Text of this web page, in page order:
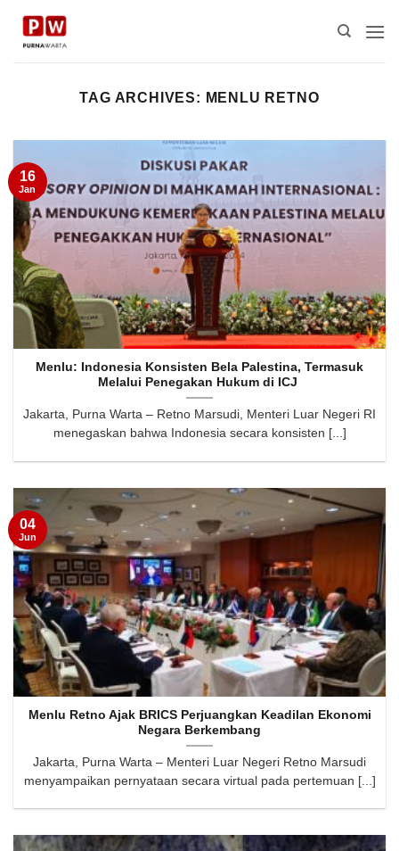
TAG ARCHIVES: MENLU RETNO
Menlu: Indonesia Konsisten Bela Palestina, Termasuk
Melalui Penegakan Hukum di ICJ
Jakarta, Purna Warta – Retno Marsudi, Menteri Luar Negeri RI
menegaskan bahwa Indonesia secara konsisten [...]
16
Jan
Menlu Retno Ajak BRICS Perjuangkan Keadilan Ekonomi
Negara Berkembang
Jakarta, Purna Warta – Menteri Luar Negeri Retno Marsudi
menyampaikan pernyataan secara virtual pada pertemuan [...]
04
Jun